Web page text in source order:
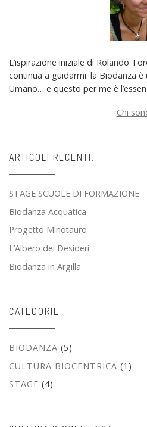
L’ispirazione iniziale di Rolando
continua a guidarmi: la Biodanza è
Umano… e questo per me è
Chi
ARTICOLI RECENTI:
STAGE SCUOLE DI FORMAZIONE
Biodanza Acquatica
Progetto Minotauro
L’Albero dei Desideri
Biodanza in Argilla
CATEGORIE
BIODANZA (5)
CULTURA BIOCENTRICA (1)
STAGE (4)